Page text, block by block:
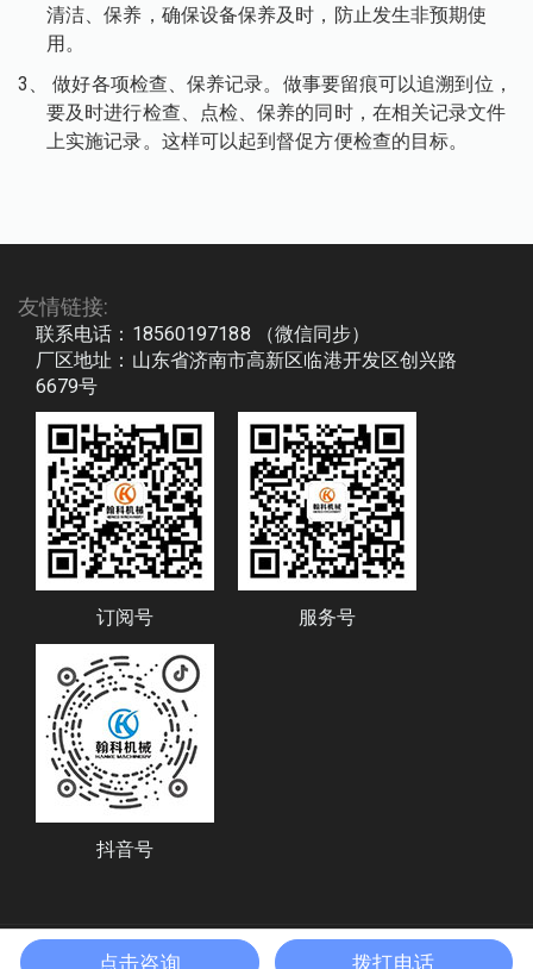
清洁、保养，确保设备保养及时，防止发生非预期使
用。
3、做好各项检查、保养记录。做事要留痕可以追溯到位，
要及时进行检查、点检、保养的同时，在相关记录文件
上实施记录。这样可以起到督促方便检查的目标。
友情链接:
联系电话：18560197188 （微信同步）
厂区地址：山东省济南市高新区临港开发区创兴路
6679号
订阅号 服务号
抖音号
济南翰科机械有限公司 版权所有 鲁ICP备2020045857号
点击咨询 拨打电话